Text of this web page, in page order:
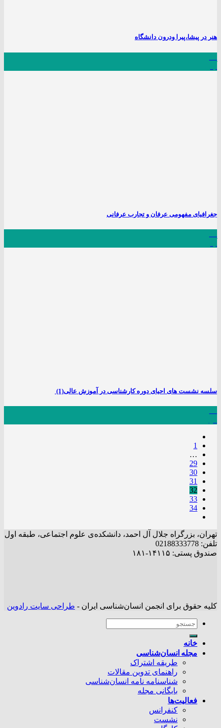
هنر در پیشا،پیرا ودرون دانشگاه
جغرافیای مفهومی عرفان و تجارب عرفانی
سلسه نشست های احیای دوره کارشناسی در آموزش عالی‎ (1)
1
…
29
30
31
32
33
34
تهران، بزرگراه جلال آل احمد، دانشکده‌ی علوم اجتماعی، طبقه اول
تلفن: 02188333778
صندوق پستی: ۱۴۱۱۵-۱۸۱
کلیه حقوق برای انجمن انسان‌شناسی ایران - طراحی سایت رادوین
خانه
مجله انسان‌شناسی
طریقه اشتراک
راهنمای تدوین مقالات
شناسنامه نامه انسان‌شناسی
بایگانی مجله
فعالیت‌ها
کنفرانس
نشست